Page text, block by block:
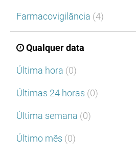
Farmacovigilância (4)
Qualquer data
Última hora (0)
Últimas 24 horas (0)
Última semana (0)
Último mês (0)